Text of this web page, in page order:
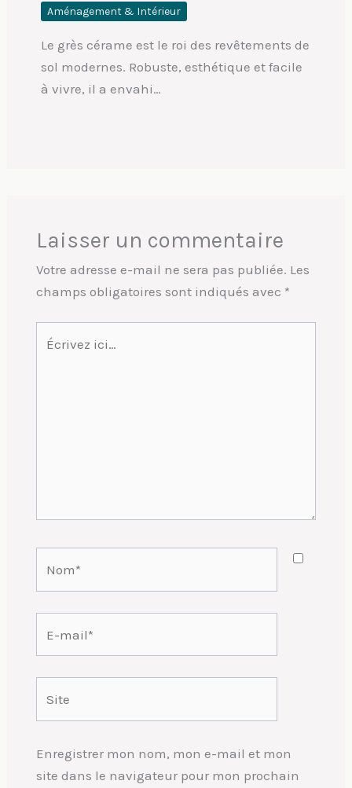
Aménagement & Intérieur
Le grès cérame est le roi des revêtements de
sol modernes. Robuste, esthétique et facile
à vivre, il a envahi…
Laisser un commentaire
Votre adresse e-mail ne sera pas publiée. Les
champs obligatoires sont indiqués avec *
mail*
Enregistrer mon nom, mon e-mail et mon
site dans le navigateur pour mon prochain